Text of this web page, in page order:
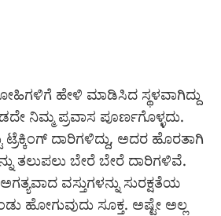
ಹೇಳಿ ಮಾಡಿಸಿದ ಸ್ಥಳವಾಗಿದ್ದು
ನಿಮ್ಮ ಪ್ರವಾಸ ಪೂರ್ಣಗೊಳ್ಳದು.
ಟ್ರೆಕ್ಕಿಂಗ್ ದಾರಿಗಳಿದ್ದು, ಅದರ ಹೊರತಾಗಿ
ತಲುಪಲು ಬೇರೆ ಬೇರೆ ದಾರಿಗಳಿವೆ.
ವಸ್ತುಗಳನ್ನು ಸುರಕ್ಷತೆಯ
ಹೋಗುವುದು ಸೂಕ್ತ. ಅಷ್ಟೇ ಅಲ್ಲ